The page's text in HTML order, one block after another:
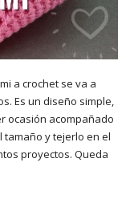
a crochet se va a
Es un diseño simple,
ocasión acompañado
tamaño y tejerlo en el
proyectos. Queda